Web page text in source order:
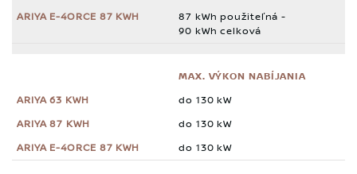
87 kWh použiteľná -
90 kWh celková
MAX. VÝKON NABÍJANIA
do 130 kW
do 130 kW
do 130 kW